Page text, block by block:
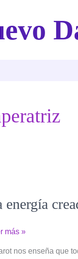
energía
más »
nos enseña que